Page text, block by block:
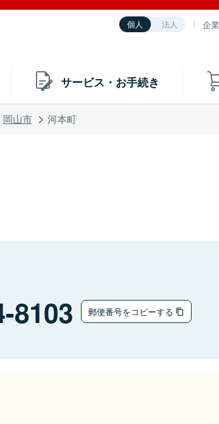
個人 法人 企
サービス・お手続き
岡山市 河本町
8103 郵便番号をコピーする